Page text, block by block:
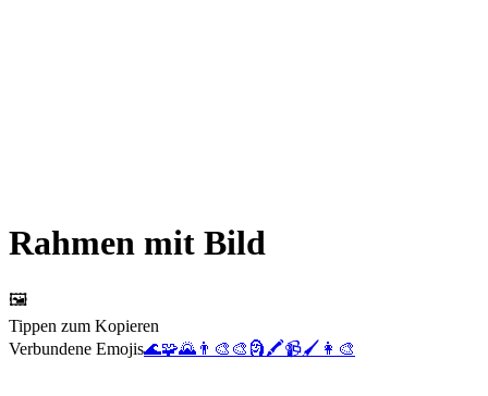
Rahmen mit Bild
🖼️
Tippen zum Kopieren
Verbundene Emojis🌊🧩🌄 👨‍🎨 🎨 🗿 🖍️📹🖌️ 👩‍🎨